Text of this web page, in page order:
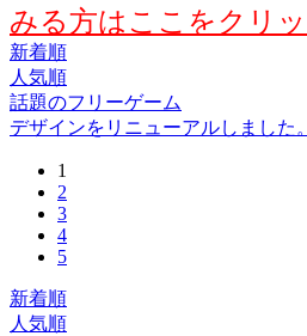
みる方はここをクリッ
新着順
人気順
話題のフリーゲーム
デザインをリニューアルしました。
1
2
3
4
5
新着順
人気順